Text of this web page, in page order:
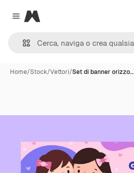
Close menu
Magnific
Home/Stock/Vettori/Set di banner orizzo…